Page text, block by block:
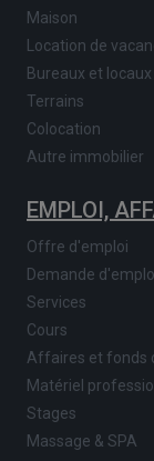
Maison
Location de
Bureaux et
Terrains
Colocation
Autre immobilier
EMPLOI,
Offre d'emploi
Demande
Services
Cours
Affaires et fonds
Matériel
Stages
Massage & SPA